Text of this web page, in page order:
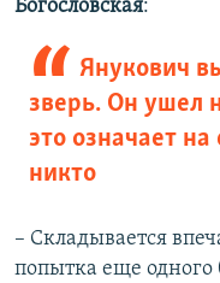
Богословская:
Янукович
зверь. Он ушел
это означает
никто
– Складывается
попытка еще одного